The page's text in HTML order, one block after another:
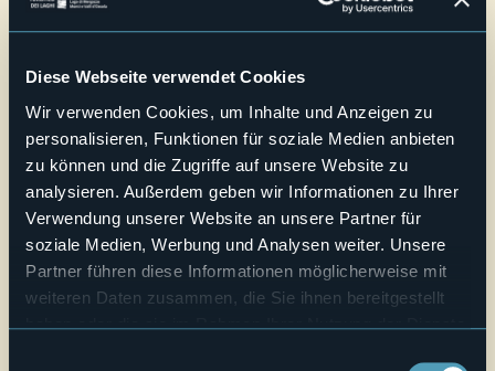
Diese Webseite verwendet Cookies
Wir verwenden Cookies, um Inhalte und Anzeigen zu
personalisieren, Funktionen für soziale Medien anbieten
zu können und die Zugriffe auf unsere Website zu
analysieren. Außerdem geben wir Informationen zu Ihrer
Verwendung unserer Website an unsere Partner für
soziale Medien, Werbung und Analysen weiter. Unsere
Partner führen diese Informationen möglicherweise mit
weiteren Daten zusammen, die Sie ihnen bereitgestellt
haben oder die sie im Rahmen Ihrer Nutzung der Dienste
Barrierefreiheit: AUCH FÜR HANDICAPTRÄGER
Credit: Archivio Fotografico Distretto dei Laghi - Lorenzo Pipi
E-mail
rete@unionelagomaggiore.it
Telefono
+39 0323 840809
Webseite
Schönes Wetter 25,3°
Villa Laura, Via Dante